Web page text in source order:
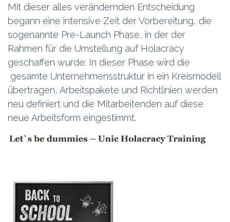
Mit dieser alles verändernden Entscheidung
begann eine intensive Zeit der Vorbereitung, die
sogenannte Pre-Launch Phase, in der der
Rahmen für die Umstellung auf Holacracy
geschaffen wurde: In dieser Phase wird die
gesamte Unternehmensstruktur in ein Kreismodell
übertragen, Arbeitspakete und Richtlinien werden
neu definiert und die Mitarbeitenden auf diese
neue Arbeitsform eingestimmt.